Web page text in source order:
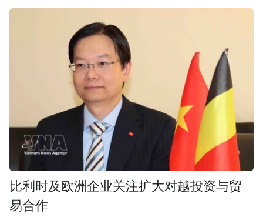
比利时及欧洲企业关注扩大对越投资与贸
易合作